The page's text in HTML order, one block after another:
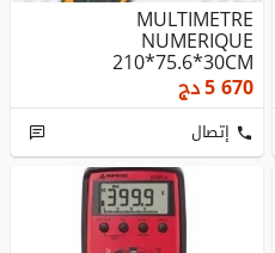
MULTIMETRE
NUMERIQUE
210*75.6*30CM
5 670دج
إتصال